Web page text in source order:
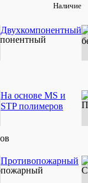
Двухкомпонентный
На основе MS и
STP полимеров
Противопожарный
Наличие